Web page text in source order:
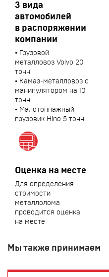
3 вида
автомобилей
в распоряжении
компании
• Грузовой
металловоз Volvo 20
тонн
• Камаз-металловоз с
манипулятором на 10
тонн
• Малотоннажный
грузовик Hino 5 тонн
Оценка на месте
Для определения
стоимости
металлолома
проводится оценка
на месте
Мы также принимаем